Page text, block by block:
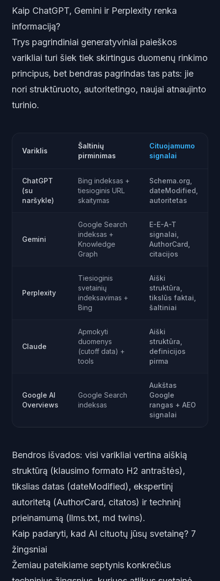
Kaip ChatGPT, Gemini ir Perplexity renka
informaciją?
Trys pagrindiniai generatyviniai paieškos
varikliai turi šiek tiek skirtingus duomenų rinkimo
principus, bet bendras pagrindas tas pats: jie
nori struktūruoto, autoritetingo, naujai atnaujinto
turinio.
Variklis
Šaltinių
pirminimas
Cituojamumo
signalai
ChatGPT
(su
naršykle)
Bing indeksas +
tiesioginis URL
skaitymas
Schema.org,
dateModified,
autoritetas
Gemini
Google Search
indeksas +
Knowledge
Graph
E-E-A-T
signalai,
AuthorCard,
citacijos
Perplexity
Tiesioginis
svetainių
indeksavimas +
Bing
Aiški
struktūra,
tikslūs faktai,
šaltiniai
Claude
Apmokyti
duomenys
(cutoff data) +
tools
Aiški
struktūra,
definicijos
pirma
Google AI
Overviews
Google Search
indeksas
Aukštas
Google
rangas + AEO
signalai
Bendros išvados: visi varikliai vertina aiškią
struktūrą (klausimo formato H2 antraštės),
tikslias datas (dateModified), ekspertinį
autoritetą (AuthorCard, citatos) ir techninį
prieinamumą (llms.txt, md twins).
Kaip padaryti, kad AI cituotų jūsų svetainę? 7
žingsniai
Žemiau pateikiame septynis konkrečius